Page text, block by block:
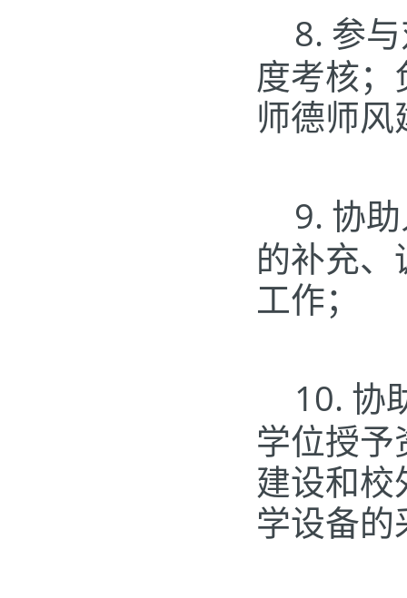
8. 参
度考核
师德师
9. 协
的补充
工作；
10. 协
学位授
建设和
学设备